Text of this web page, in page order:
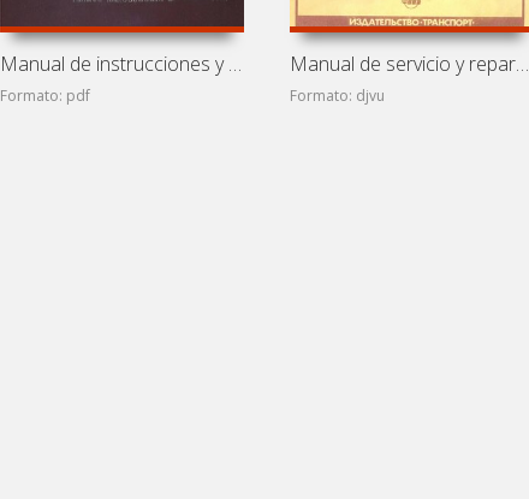
Manual de instrucciones y mantenimiento de autobuses Ikarus
Formato: pdf
Manual de servicio y reparación de autobuses Ikarus 180,
Formato: djvu